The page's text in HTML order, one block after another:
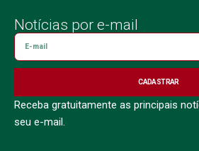
Notícias por e-mail
CADASTRAR
Receba gratuitamente as principais
seu e-mail.